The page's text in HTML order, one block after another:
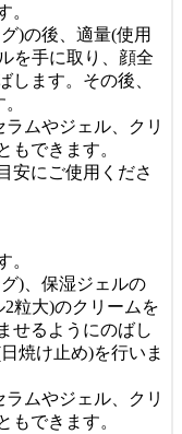
。
)の後、適量(使用
を手に取り、顔全
します。その後、
ムやジェル、クリ
もできます。
安にご使用くださ
。
)、保湿ジェルの
粒大)のクリームを
せるようにのばし
焼け止め)を行いま
ムやジェル、クリ
もできます。